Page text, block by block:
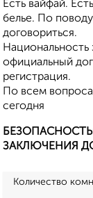
Есть вайфай.
белье. По
договориться.
Национальность
официальный
регистрация.
По всем
сегодня
ЗАКЛЮЧЕНИЯ
Количество